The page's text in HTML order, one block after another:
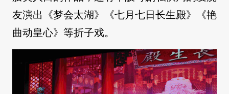
友演出《梦会太湖》《七月七日长生殿》《艳
曲动皇心》等折子戏。